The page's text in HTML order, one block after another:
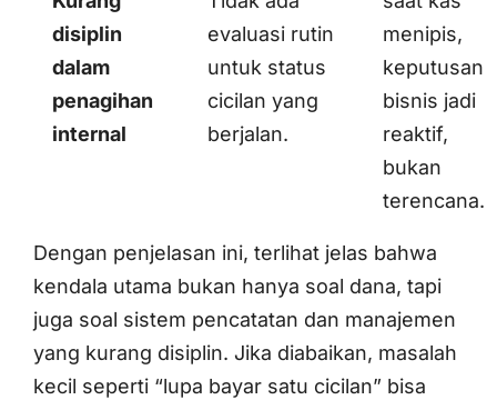
disiplin
dalam
penagihan
internal
evaluasi rutin
untuk status
cicilan yang
berjalan.
menipis,
keputusan
bisnis jadi
reaktif,
bukan
terencana.
Dengan penjelasan ini, terlihat jelas bahwa
kendala utama bukan hanya soal dana, tapi
juga soal sistem pencatatan dan manajemen
yang kurang disiplin. Jika diabaikan, masalah
kecil seperti “lupa bayar satu cicilan” bisa